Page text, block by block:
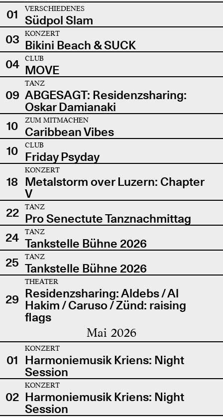
01
VERSCHIEDENES
Südpol Slam
03
KONZERT
Bikini Beach & SUCK
04
CLUB
MOVE
09
TANZ
ABGESAGT: Residenzsharing:
Oskar Damianaki
10
ZUM MITMACHEN
Caribbean Vibes
10
CLUB
Friday Psyday
18
KONZERT
Metalstorm over Luzern: Chapter
V
22
TANZ
Pro Senectute Tanznachmittag
24
TANZ
Tankstelle Bühne 2026
25
TANZ
Tankstelle Bühne 2026
29
THEATER
Residenzsharing: Aldebs / Al
Hakim / Caruso / Zünd: raising
flags
Mai 2026
01
KONZERT
Harmoniemusik Kriens: Night
Session
02
KONZERT
Harmoniemusik Kriens: Night
Session